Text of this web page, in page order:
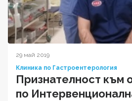
29 май 2019
Клиника по Гастроентерология
Признателност към
по